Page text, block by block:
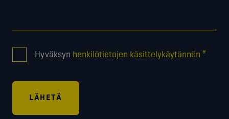
Hyväksyn henkilötietojen käsittelykäytännön *